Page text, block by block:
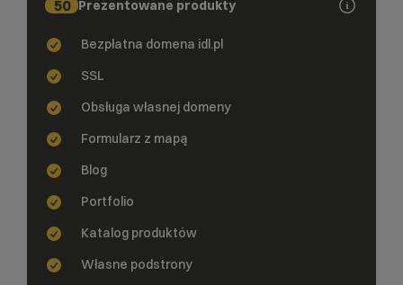
50 Prezentowane produkty
Bezpłatna domena idl.pl
SSL
Obsługa własnej domeny
Formularz z mapą
Blog
Portfolio
Katalog produktów
Własne podstrony